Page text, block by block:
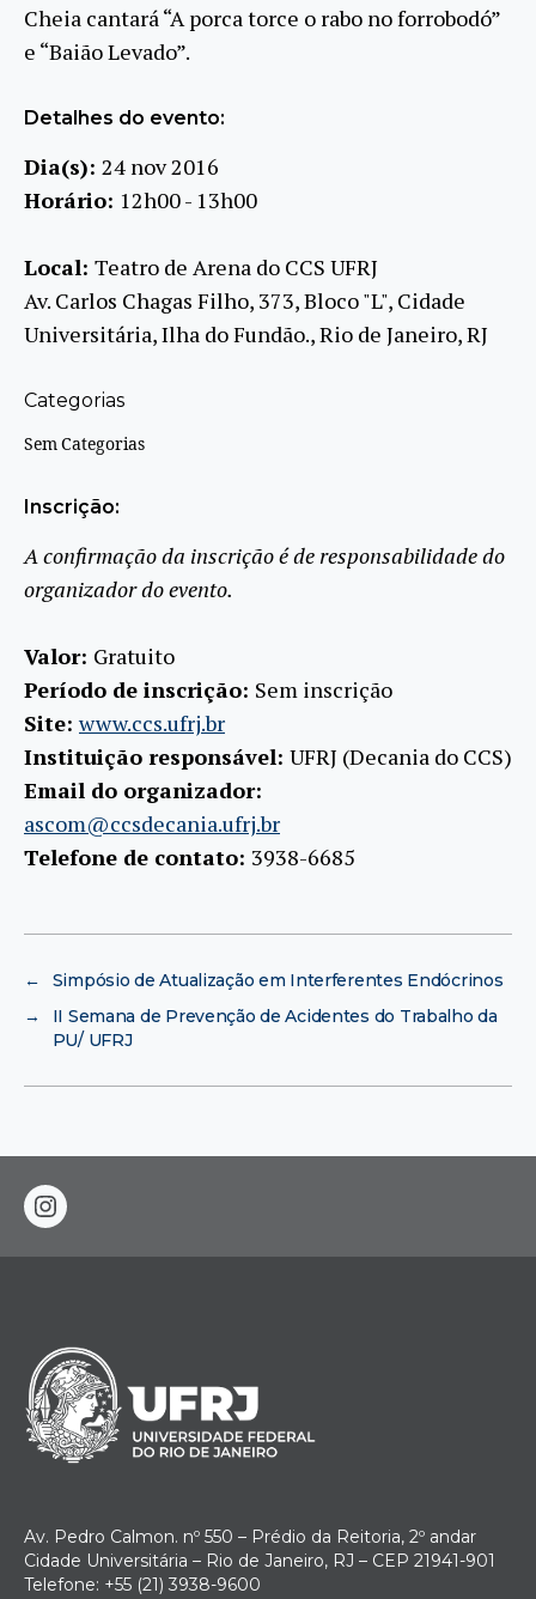
Cheia cantará “A porca torce o rabo no forrobodó”
e “Baião Levado”.
Detalhes do evento:
Dia(s): 24 nov 2016
Horário: 12h00 - 13h00
Local: Teatro de Arena do CCS UFRJ
Av. Carlos Chagas Filho, 373, Bloco "L", Cidade
Universitária, Ilha do Fundão., Rio de Janeiro, RJ
Categorias
Sem Categorias
Inscrição:
A confirmação da inscrição é de responsabilidade do
organizador do evento.
Valor: Gratuito
Período de inscrição: Sem inscrição
Site:www.ccs.ufrj.br
Instituição responsável: UFRJ (Decania do CCS)
Email do organizador:
ascom@ccsdecania.ufrj.br
Telefone de contato: 3938-6685
←
Simpósio de Atualização em Interferentes Endócrinos
→
II Semana de Prevenção de Acidentes do Trabalho da
PU/ UFRJ
instagram
Av. Pedro Calmon. nº 550 – Prédio da Reitoria, 2º andar
Cidade Universitária – Rio de Janeiro, RJ – CEP 21941-901
Telefone: +55 (21) 3938-9600